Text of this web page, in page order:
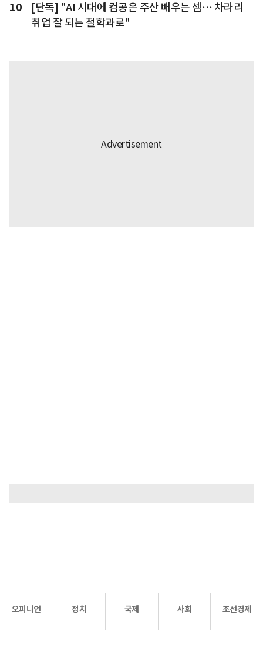
10
[단독] "AI 시대에 컴공은 주산 배우는 셈… 차라리
취업 잘 되는 철학과로"
오피니언 정치 국제 사회 조선경제